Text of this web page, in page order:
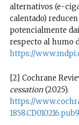
alternativos (e-
calentado)
potencialmente
respecto al humo
https://
[2] Cochrane
cessation (2025).
https://
1858.CD010216.pub9